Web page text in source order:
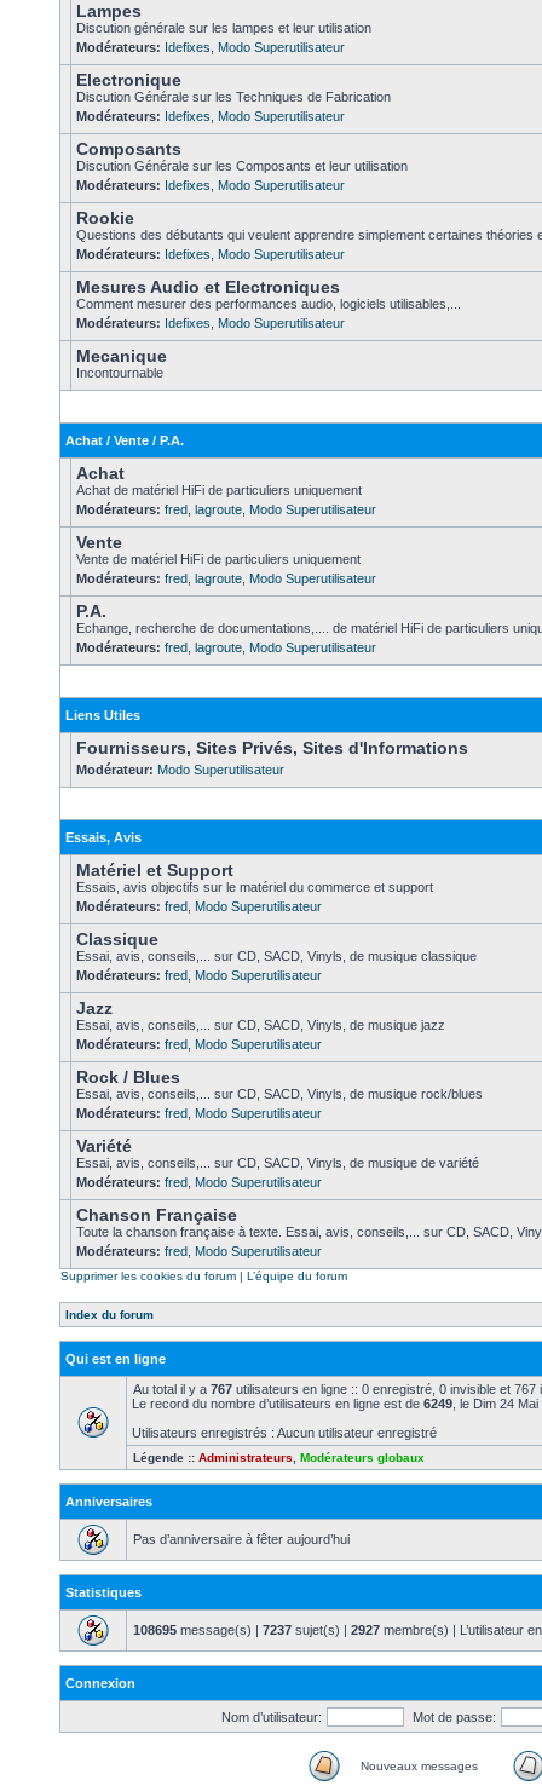
Lampes
Discution générale sur les lampes et leur utilisation
Modérateurs: Idefixes Modo Superutilisateur
Electronique
Discution Générale sur les Techniques de Fabrication
Modérateurs: Idefixes Modo Superutilisateur
Composants
Discution Générale sur les Composants et leur utilisation
Modérateurs: Idefixes Modo Superutilisateur
Rookie
Questions des débutants qui veulent apprendre simplement certaines théories
Modérateurs: Idefixes Modo Superutilisateur
Mesures Audio et Electroniques
Comment mesurer des performances audio, logiciels utilisables,...
Modérateurs: Idefixes Modo Superutilisateur
Mecanique
Incontournable
Achat / Vente / P.A.
Achat
Achat de matériel HiFi de particuliers uniquement
Modérateurs: fred lagroute Modo Superutilisateur
Vente
Vente de matériel HiFi de particuliers uniquement
Modérateurs: fred lagroute Modo Superutilisateur
P.A.
Echange, recherche de documentations,.... de matériel HiFi de particuliers
Modérateurs: fred lagroute Modo Superutilisateur
Liens Utiles
Fournisseurs, Sites Privés, Sites d'Informations
Modérateur: Modo Superutilisateur
Essais, Avis
Matériel et Support
Essais, avis objectifs sur le matériel du commerce et support
Modérateurs: fred Modo Superutilisateur
Classique
Essai, avis, conseils,... sur CD, SACD, Vinyls, de musique classique
Modérateurs: fred Modo Superutilisateur
Jazz
Essai, avis, conseils,... sur CD, SACD, Vinyls, de musique jazz
Modérateurs: fred Modo Superutilisateur
Rock / Blues
Essai, avis, conseils,... sur CD, SACD, Vinyls, de musique rock/blues
Modérateurs: fred Modo Superutilisateur
Variété
Essai, avis, conseils,... sur CD, SACD, Vinyls, de musique de variété
Modérateurs: fred Modo Superutilisateur
Chanson Française
Toute la chanson française à texte. Essai, avis, conseils,... sur CD, SACD,
Modérateurs: fred Modo Superutilisateur
Supprimer les cookies du forum | L’équipe du forum
Index du forum
Qui est en ligne
Au total il y a 767 utilisateurs en ligne :: 0 enregistré, 0 invisible et
Le record du nombre d’utilisateurs en ligne est de 6249 , le Dim 24
Utilisateurs enregistrés : Aucun utilisateur enregistré
Légende :: Administrateurs Modérateurs globaux
Anniversaires
Pas d’anniversaire à fêter aujourd’hui
Statistiques
108695 message(s) | 7237 sujet(s) | 2927 membre(s) | L’utilisateur
Connexion
Nom d’utilisateur: Mot de passe:
Nouveaux messages